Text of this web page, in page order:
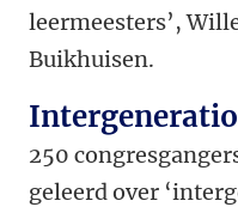
leermeesters’,
Buikhuisen.
250
geleerd over